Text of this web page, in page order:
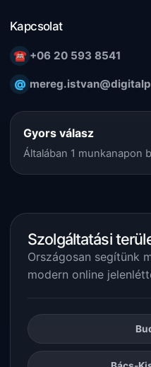
Kapcsolat
☎ +06 20 593 8541
@
Gyors válasz
Általában 1 munkanapon
Szolgáltatási
Országosan segítünk
modern online